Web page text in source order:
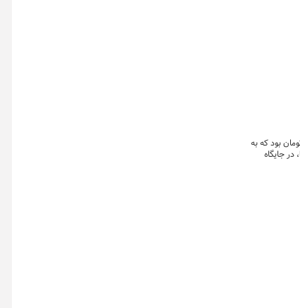
میزبان معامله بیش از ۱۴.۴ میلیون ورق بهادار مبتنی بر کالا به ارزش نزدیک ۷.۷میلیارد تومان بود که به
در جایگاه